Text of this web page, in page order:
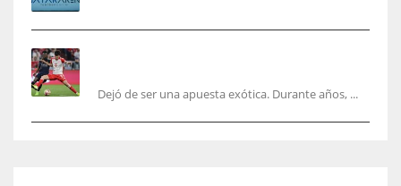
Dejó de ser una apuesta exótica. Durante años, ...